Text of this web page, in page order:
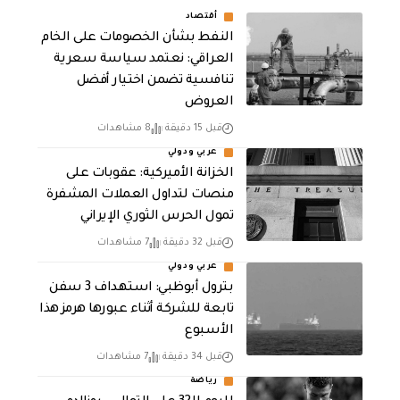
أقتصاد
النفط بشأن الخصومات على الخام
العراقي: نعتمد سياسة سعرية
تنافسية تضمن اختيار أفضل
العروض
قبل 15 دقيقة 8 مشاهدات
عربي ودولي
الخزانة الأميركية: عقوبات على
منصات لتداول العملات المشفرة
تمول الحرس الثوري الإيراني
قبل 32 دقيقة 7 مشاهدات
عربي ودولي
بترول أبوظبي: استهداف 3 سفن
تابعة للشركة أثناء عبورها هرمز هذا
الأسبوع
قبل 34 دقيقة 7 مشاهدات
رياضة